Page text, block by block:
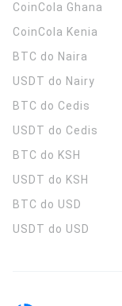
CoinCola Ghana
CoinCola Kenia
BTC do Naira
USDT do Nairy
BTC do Cedis
USDT do Cedis
BTC do KSH
USDT do KSH
BTC do USD
USDT do USD